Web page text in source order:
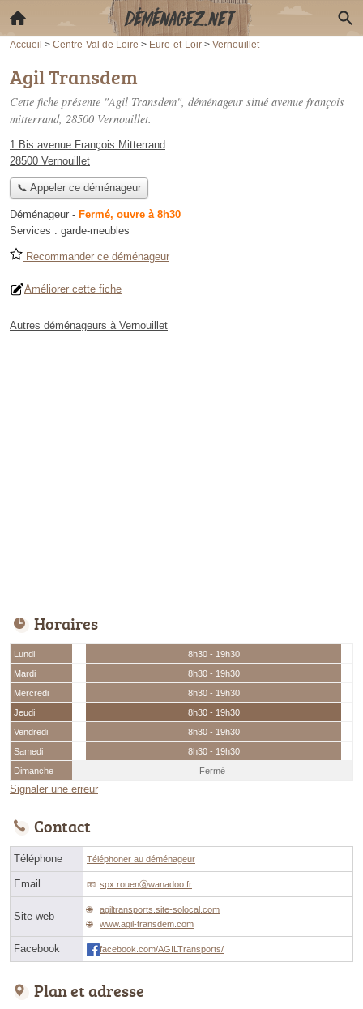
Accueil > Centre-Val de Loire > Eure-et-Loir > Vernouillet
Agil Transdem
Cette fiche présente "Agil Transdem", déménageur situé avenue françois
mitterrand, 28500 Vernouillet.
1 Bis avenue François Mitterrand
28500 Vernouillet
📞 Appeler ce déménageur
Déménageur - Fermé, ouvre à 8h30
Services : garde-meubles
Recommander ce déménageur
Améliorer cette fiche
Autres déménageurs à Vernouillet
Horaires
Lundi
8h30 - 19h30
Mardi
8h30 - 19h30
Mercredi
8h30 - 19h30
Jeudi
8h30 - 19h30
Vendredi
8h30 - 19h30
Samedi
8h30 - 19h30
Dimanche
Fermé
Signaler une erreur
Contact
Téléphone Téléphoner au déménageur
Email spx.rouenⓐwanadoo.fr
Site web
agiltransports.site-solocal.com
www.agil-transdem.com
Facebook facebook.com/AGILTransports/
Plan et adresse